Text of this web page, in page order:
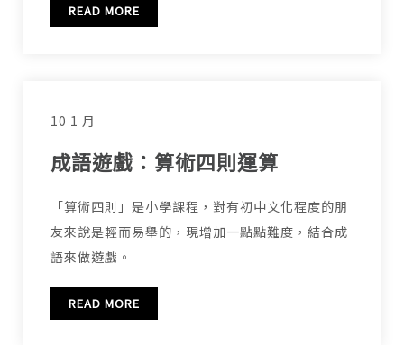
READ MORE
10 1 月
成語遊戲：算術四則運算
「算術四則」是小學課程，對有初中文化程度的朋
友來說是輕而易舉的，現增加一點點難度，結合成
語來做遊戲。
READ MORE